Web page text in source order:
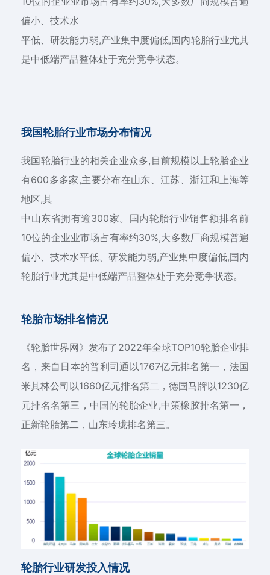
偏小、技术水
平低、研发能力弱,产业集中度偏低,国内轮胎行业尤其
是中低端产品整体处于充分竞争状态。
我国轮胎行业市场分布情况
我国轮胎行业的相关企业众多,目前规模以上轮胎企业
有600多多家,主要分布在山东、江苏、浙江和上海等
地区,其
中山东省拥有逾300家。国内轮胎行业销售额排名前
10位的企业业市场占有率约30%,大多数厂商规模普遍
偏小、技术水平低、研发能力弱,产业集中度偏低,国内
轮胎行业尤其是中低端产品整体处于充分竞争状态。
轮胎市场排名情况
《轮胎世界网》发布了2022年全球TOP10轮胎企业排
名，来自日本的普利司通以1767亿元排名第一，法国
米其林公司以1660亿元排名第二，德国马牌以1230亿
元排名名第三，中国的轮胎企业,中策橡胶排名第一，
正新轮胎第二，山东玲珑排名第三。
轮胎行业研发投入情况